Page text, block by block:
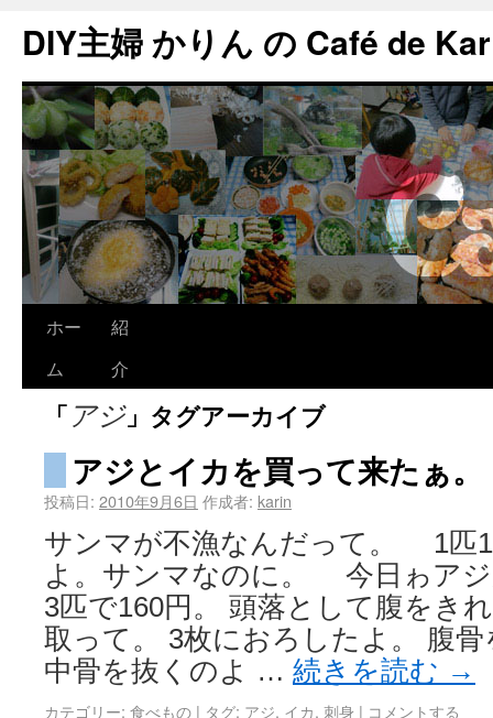
DIY主婦 かりん の Café de
ホー
ム
紹
介
「 アジ」タグアーカイブ
アジとイカを買って来たぁ。
投稿日: 2010年9月6日 作成者: karin
サンマが不漁なんだって。 1匹
よ。サンマなのに。 今日ゎア
3匹で160円。 頭落として腹を
取って。 3枚におろしたよ。 腹
中骨を抜くのよ … 続きを読む →
カテゴリー: 食べもの | タグ: アジ, イカ, 刺身 | コメントする